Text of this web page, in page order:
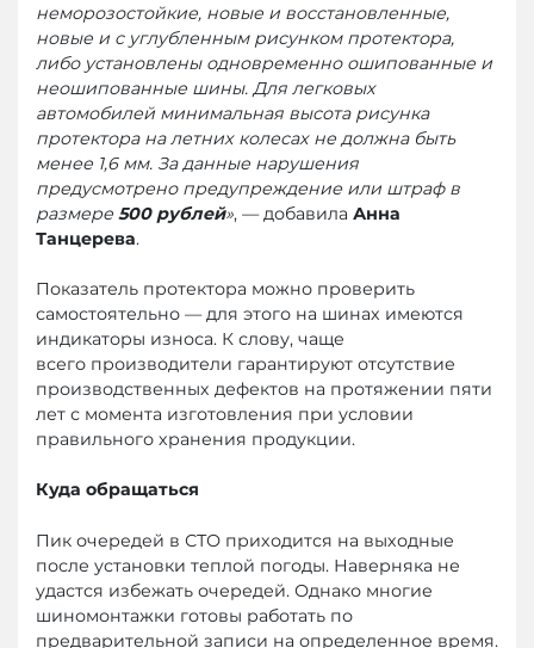
неморозостойкие, новые и восстановленные,
новые и с углубленным рисунком протектора,
либо установлены одновременно ошипованные и
неошипованные шины. Для легковых
автомобилей минимальная высота рисунка
протектора на летних колесах не должна быть
менее 1,6 мм. За данные нарушения
предусмотрено предупреждение или штраф в
размере 500 рублей», — добавила Анна
Танцерева.
Показатель протектора можно проверить
самостоятельно — для этого на шинах имеются
индикаторы износа. К слову, чаще
всего производители гарантируют отсутствие
производственных дефектов на протяжении пяти
лет с момента изготовления при условии
правильного хранения продукции.
Куда обращаться
Пик очередей в СТО приходится на выходные
после установки теплой погоды. Наверняка не
удастся избежать очередей. Однако многие
шиномонтажки готовы работать по
предварительной записи на определенное время.